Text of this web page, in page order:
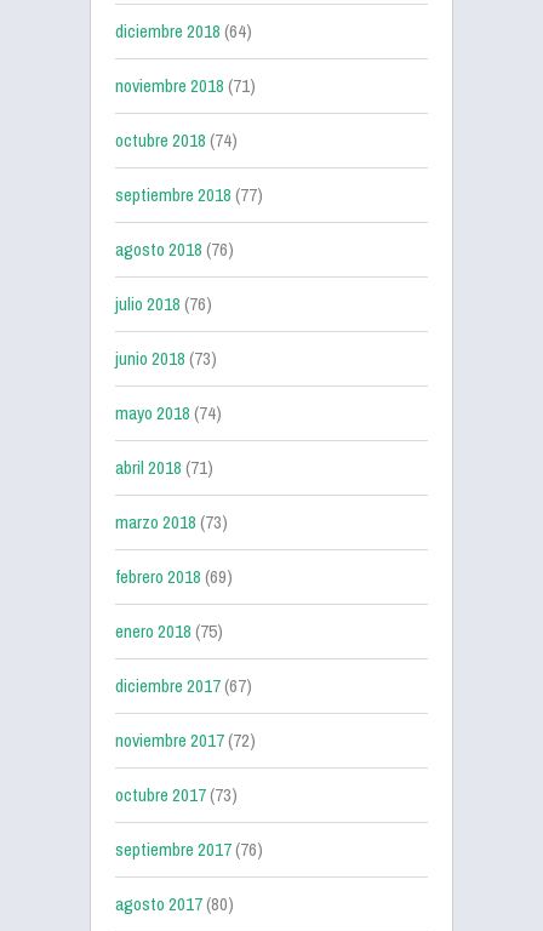
diciembre 2018(64)
noviembre 2018(71)
octubre 2018(74)
septiembre 2018(77)
agosto 2018(76)
julio 2018(76)
junio 2018(73)
mayo 2018(74)
abril 2018(71)
marzo 2018(73)
febrero 2018(69)
enero 2018(75)
diciembre 2017(67)
noviembre 2017(72)
octubre 2017(73)
septiembre 2017(76)
agosto 2017(80)